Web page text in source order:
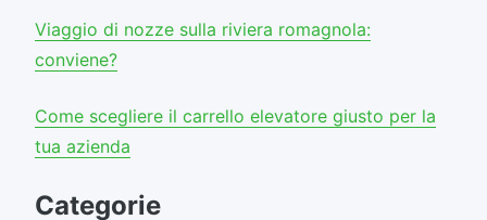
Viaggio di nozze sulla riviera romagnola:
conviene?
Come scegliere il carrello elevatore giusto per la
tua azienda
Categorie